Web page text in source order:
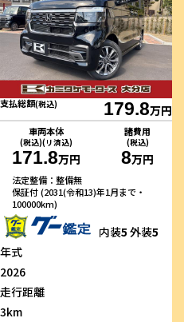
支払総額(税込) 179.8万円
車両本体
(税込)(リ済込)
171.8万円
諸費用
(税込)
8万円
法定整備：整備無
保証付 (2031(令和13)年1月まで・
100000km)
内装5 外装5
年式
2026
走行距離
3km